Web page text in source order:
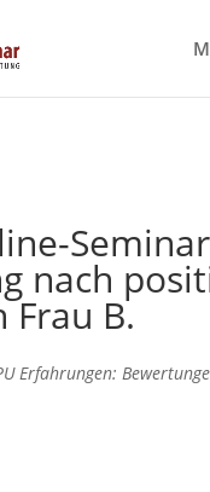
nach
Frau B.
Erfahrungen: